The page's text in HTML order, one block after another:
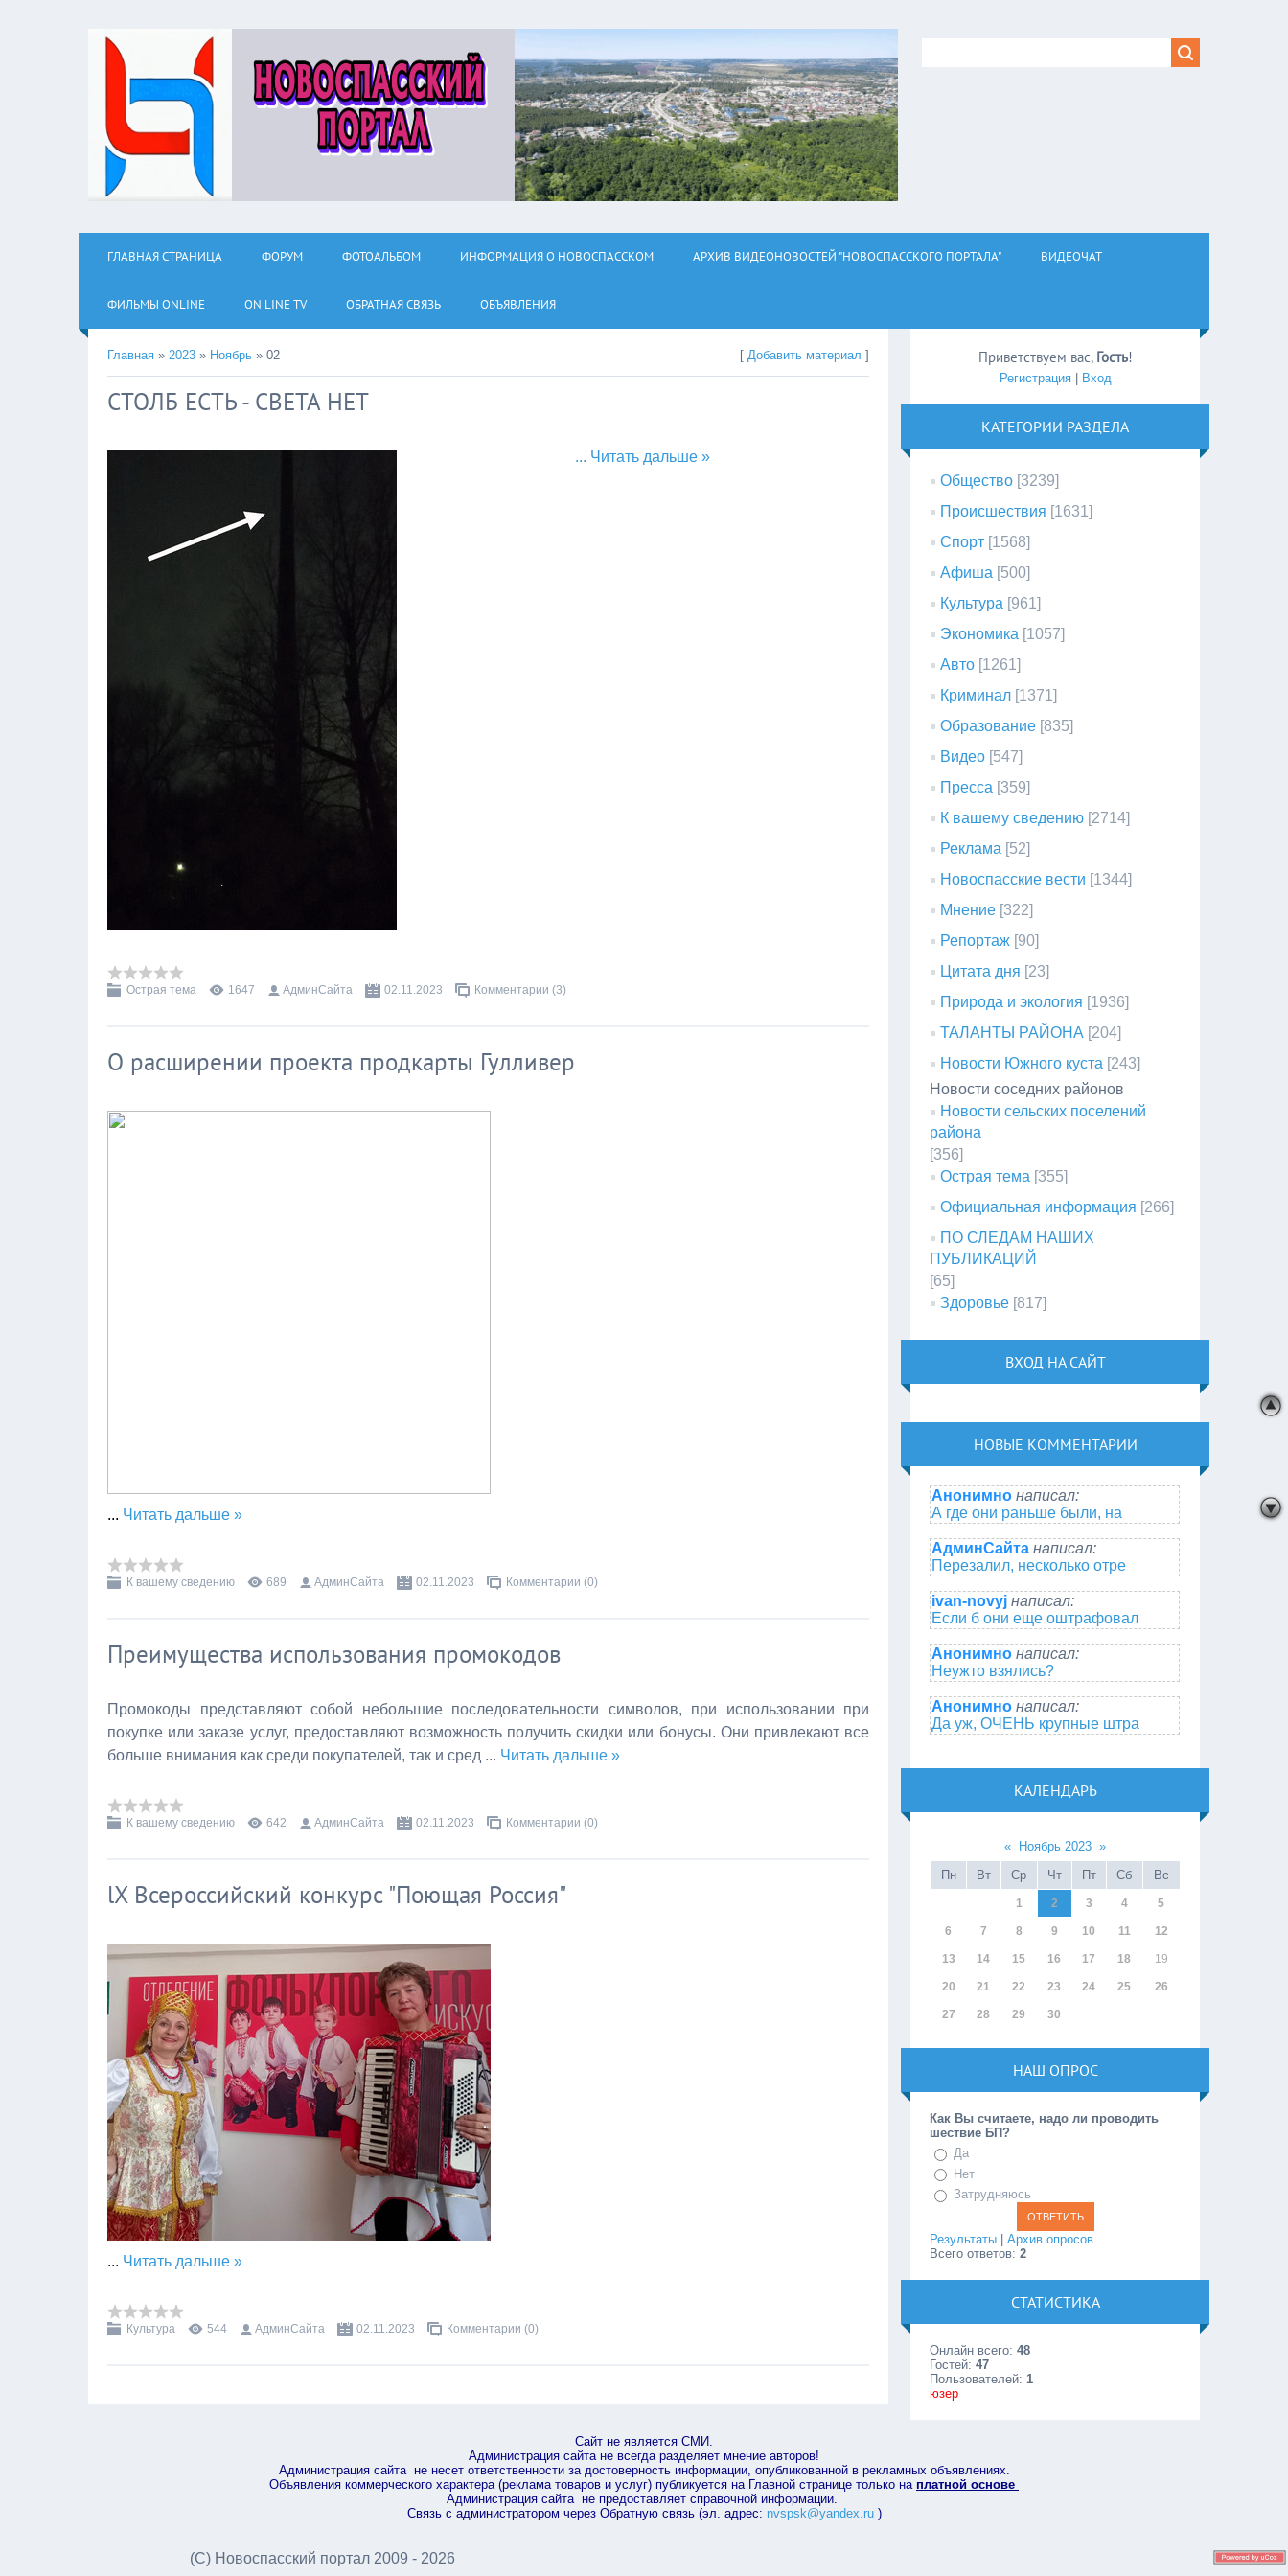
ГЛАВНАЯ СТРАНИЦА ФОРУМ ФОТОАЛЬБОМ ИНФОРМАЦИЯ О НОВОСПАССКОМ АРХИВ ВИДЕОНОВОСТЕЙ "НОВОСПАССКОГО ПОРТАЛА" ВИДЕОЧАТ
ФИЛЬМЫ ОNLINE ON LINE TV ОБРАТНАЯ СВЯЗЬ ОБЪЯВЛЕНИЯ
Главная » 2023 » Ноябрь » 02 [Добавить материал ]
СТОЛБ ЕСТЬ - СВЕТА НЕТ
... Читать дальше »
Острая тема 1647 АдминСайта 02.11.2023 Комментарии (3)
О расширении проекта продкарты Гулливер
... Читать дальше »
К вашему сведению 689 АдминСайта 02.11.2023 Комментарии (0)
Преимущества использования промокодов
Промокоды представляют собой небольшие последовательности символов, при использовании при
покупке или заказе услуг, предоставляют возможность получить скидки или бонусы. Они привлекают все
больше внимания как среди покупателей, так и сред ... Читать дальше »
К вашему сведению 642 АдминСайта 02.11.2023 Комментарии (0)
lX Всероссийский конкурс "Поющая Россия"
... Читать дальше »
Культура 544 АдминСайта 02.11.2023 Комментарии (0)
Приветствуем вас, Гость!
Регистрация| Вход
КАТЕГОРИИ РАЗДЕЛА
Общество [3239]
Происшествия [1631]
Спорт [1568]
Афиша [500]
Культура [961]
Экономика [1057]
Авто [1261]
Криминал [1371]
Образование [835]
Видео [547]
Пресса [359]
К вашему сведению [2714]
Реклама [52]
Новоспасские вести [1344]
Мнение [322]
Репортаж [90]
Цитата дня [23]
Природа и экология [1936]
ТАЛАНТЫ РАЙОНА [204]
Новости Южного куста [243]
Новости соседних районов
Новости сельских поселений
района
[356]
Острая тема [355]
Официальная информация [266]
ПО СЛЕДАМ НАШИХ
ПУБЛИКАЦИЙ
[65]
Здоровье [817]
ВХОД НА САЙТ
НОВЫЕ КОММЕНТАРИИ
Анонимно написал:
А где они раньше были, на
АдминСайта написал:
Перезалил, несколько отре
ivan-novyj написал:
Если б они еще оштрафовал
Анонимно написал:
Неужто взялись?
Анонимно написал:
Да уж, ОЧЕНЬ крупные штра
КАЛЕНДАРЬ
« Ноябрь 2023 »
Пн
Вт Ср Чт Пт Сб Вс
1 2 3 4 5
6 7 8 9 10 11 12
13 14 15 16 17 18 19
20 21 22 23 24 25 26
27 28 29 30
НАШ ОПРОС
Как Вы считаете, надо ли проводить
шествие БП?
Да
Нет
Затрудняюсь
Результаты |Архив опросов
Всего ответов:2
СТАТИСТИКА
Онлайн всего:48
Гостей:47
Пользователей: 1
юзер
Сайт не является СМИ.
Администрация сайта не всегда разделяет мнение авторов!
Администрация сайта не несет ответственности за достоверность информации, опубликованной в рекламных объявлениях.
Объявления коммерческого характера (реклама товаров и услуг) публикуется на Главной странице только на платной основе
Администрация сайта не предоставляет справочной информации.
Связь с администратором через Обратную связь (эл. адрес: nvspsk@yandex.ru)
(С) Новоспасский портал 2009 - 2026